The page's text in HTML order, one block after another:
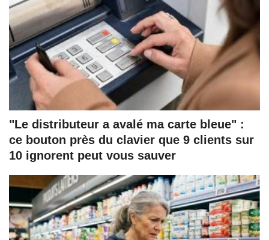
"Le distributeur a avalé ma carte bleue" :
ce bouton près du clavier que 9 clients sur
10 ignorent peut vous sauver